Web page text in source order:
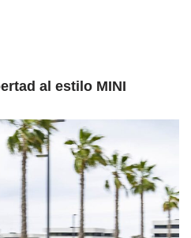
al estilo MINI